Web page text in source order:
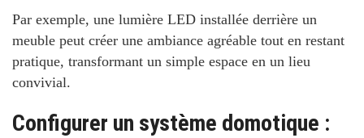
Par exemple, une lumière LED installée derrière un
meuble peut créer une ambiance agréable tout en restant
pratique, transformant un simple espace en un lieu
convivial.
Configurer un système domotique :